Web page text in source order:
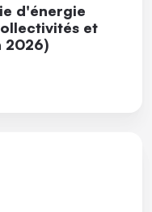
d'énergie
et
2026)